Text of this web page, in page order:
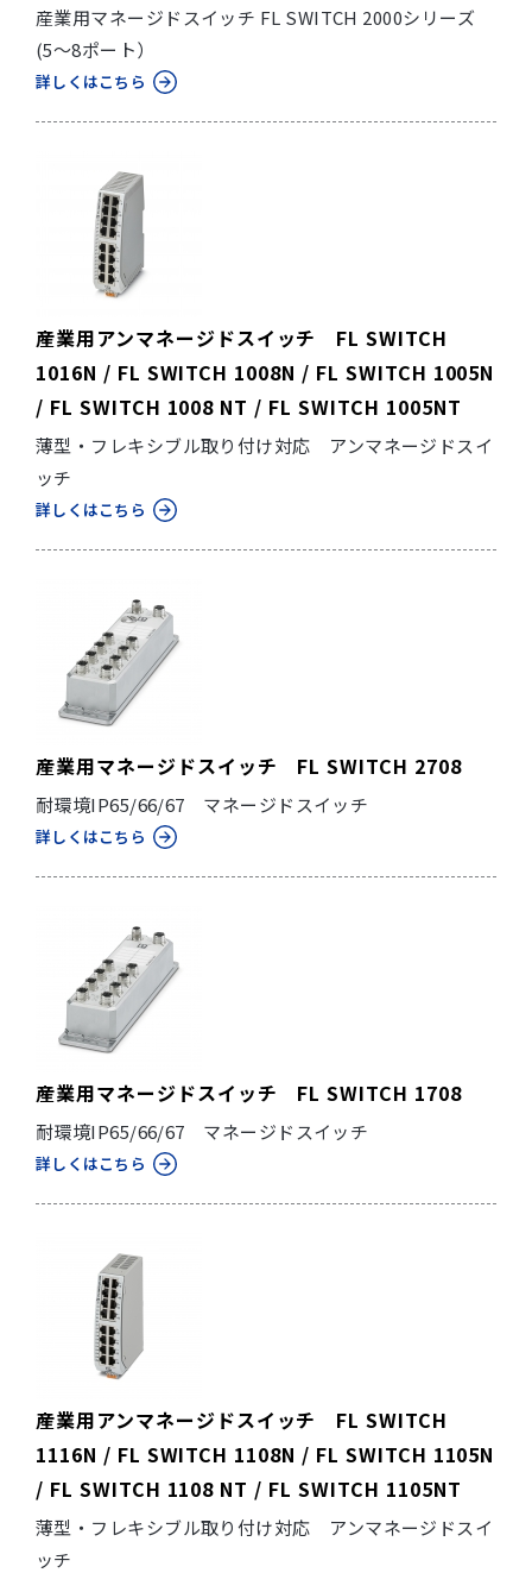
産業用マネージドスイッチ FL SWITCH 2000シリーズ
(5～8ポート）
詳しくはこちら
産業用アンマネージドスイッチ FL SWITCH
1016N / FL SWITCH 1008N / FL SWITCH 1005N
/ FL SWITCH 1008 NT / FL SWITCH 1005NT
薄型・フレキシブル取り付け対応 アンマネージドスイ
ッチ
詳しくはこちら
産業用マネージドスイッチ FL SWITCH 2708
耐環境IP65/66/67 マネージドスイッチ
詳しくはこちら
産業用マネージドスイッチ FL SWITCH 1708
耐環境IP65/66/67 マネージドスイッチ
詳しくはこちら
産業用アンマネージドスイッチ FL SWITCH
1116N / FL SWITCH 1108N / FL SWITCH 1105N
/ FL SWITCH 1108 NT / FL SWITCH 1105NT
薄型・フレキシブル取り付け対応 アンマネージドスイ
ッチ